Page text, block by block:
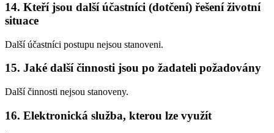
14. Kteří jsou další účastníci (dotčení) řešení životní
situace
Další účastníci postupu nejsou stanoveni.
15. Jaké další činnosti jsou po žadateli požadovány
Další činnosti nejsou stanoveny.
16. Elektronická služba, kterou lze využít